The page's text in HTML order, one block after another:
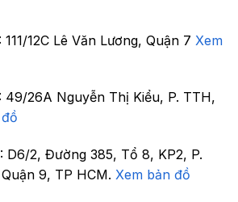
111/12C Lê Văn Lương, Quận 7 Xem
49/26A Nguyễn Thị Kiểu, P. TTH,
D6/2, Đường 385, Tổ 8, KP2, P.
9, TP HCM. Xem bản đồ